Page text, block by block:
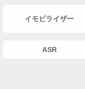
イモビライザー
ASR